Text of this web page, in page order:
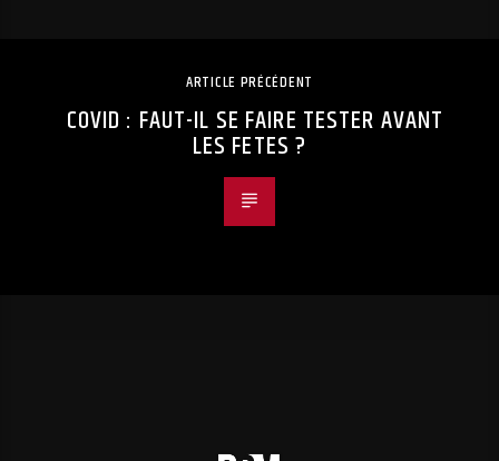
ARTICLE PRÉCÉDENT
COVID : FAUT-IL SE FAIRE TESTER AVANT
LES FETES ?